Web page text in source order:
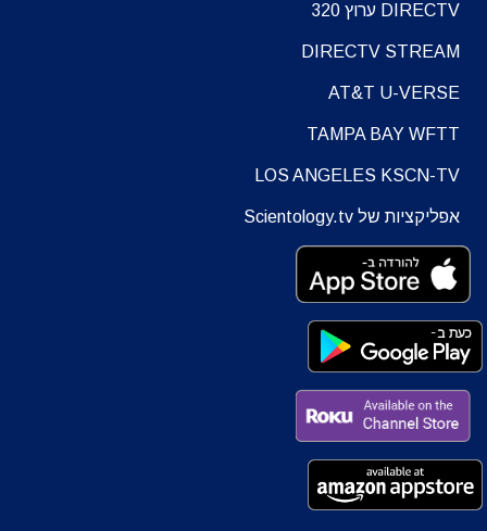
DIRECTV ערוץ 320
DIRECTV STREAM
AT&T U-VERSE
TAMPA BAY WFTT
LOS ANGELES KSCN-TV
אפליקציות של Scientology.tv